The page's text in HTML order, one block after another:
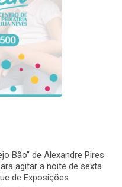
Bão” de Alexandre Pires
agitar a noite de sexta
de Exposições